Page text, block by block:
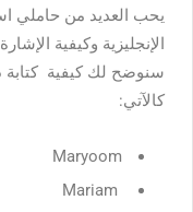
يحب العديد من حاملي
الإنجليزية وكيفية
سنوضح لك كيفية كتابة
كالآتي: